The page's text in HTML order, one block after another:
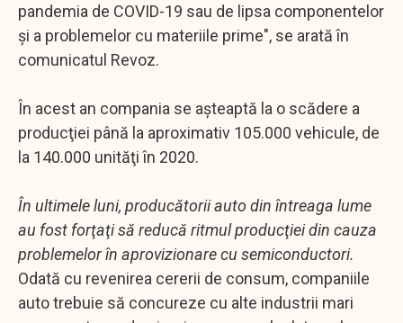
pandemia de COVID-19 sau de lipsa componentelor
şi a problemelor cu materiile prime", se arată în
comunicatul Revoz.
În acest an compania se aşteaptă la o scădere a
producţiei până la aproximativ 105.000 vehicule, de
la 140.000 unităţi în 2020.
În ultimele luni, producătorii auto din întreaga lume
au fost forţaţi să reducă ritmul producţiei din cauza
problemelor în aprovizionare cu semiconductori.
Odată cu revenirea cererii de consum, companiile
auto trebuie să concureze cu alte industrii mari